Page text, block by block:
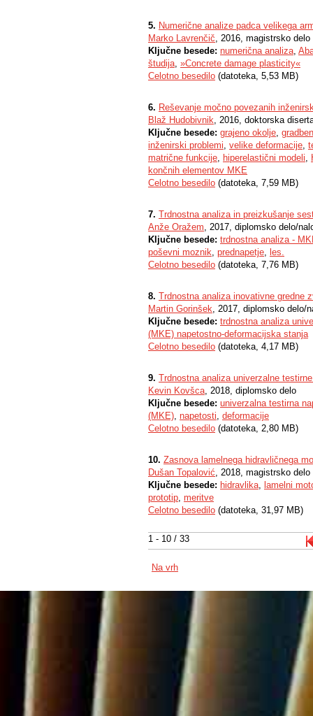
1 - 10 / 33
5. Numerične analize padca velikega
Marko Lavrenčič, 2016, magistrsko delo
Ključne besede: numerična analiza,
študija, »Concrete damage plasticity«
Celotno besedilo (datoteka, 5,53 MB)
6. Reševanje močno povezanih
Blaž Hudobivnik, 2016, doktorska
Ključne besede: grajeno okolje,
inženirski problemi, velike deformacije,
matrične funkcije, hiperelastični modeli,
končnih elementov MKE
Celotno besedilo (datoteka, 7,59 MB)
7. Trdnostna analiza in preizkušanje
Anže Oražem, 2017, diplomsko delo/
Ključne besede: trdnostna analiza -
poševni moznik, prednapetje, les.
Celotno besedilo (datoteka, 7,76 MB)
8. Trdnostna analiza inovativne gredne
Martin Gorinšek, 2017, diplomsko delo/
Ključne besede: trdnostna analiza
(MKE) napetostno-deformacijska stanja
Celotno besedilo (datoteka, 4,17 MB)
9. Trdnostna analiza univerzalne
Kevin Kovšca, 2018, diplomsko delo
Ključne besede: univerzalna testirna
(MKE), napetosti, deformacije
Celotno besedilo (datoteka, 2,80 MB)
10. Zasnova lamelnega hidravličnega
Dušan Topalović, 2018, magistrsko delo
Ključne besede: hidravlika, lamelni
prototip, meritve
Celotno besedilo (datoteka, 31,97 MB)
Na vrh